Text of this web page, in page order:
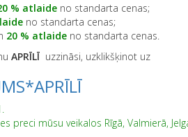
% atlaide no standarta cenas;
e no standarta cenas;
20 % atlaide no standarta cenas.
APRĪLĪ uzzināsi, uzklikšķinot uz
preci mūsu veikalos Rīgā, Valmierā,